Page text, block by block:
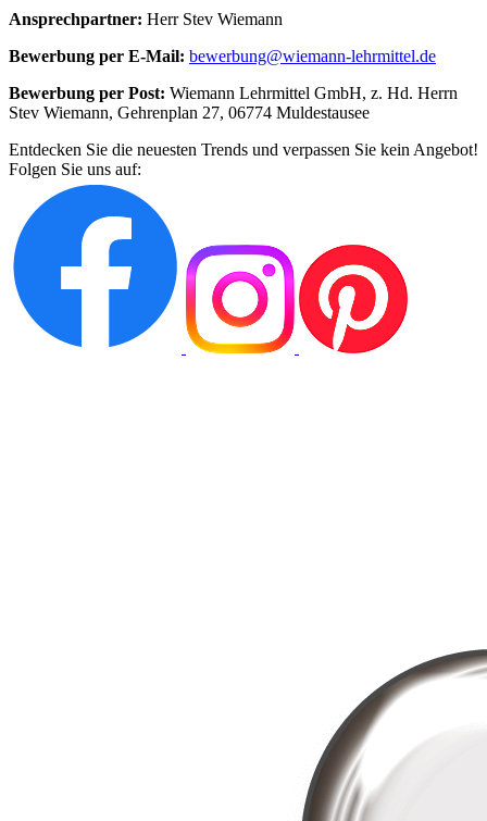
Ansprechpartner: Herr Stev Wiemann
Bewerbung per E-Mail: bewerbung@wiemann-lehrmittel.de
Bewerbung per Post: Wiemann Lehrmittel GmbH, z. Hd. Herrn
Stev Wiemann, Gehrenplan 27, 06774 Muldestausee
Entdecken Sie die neuesten Trends und verpassen Sie kein Angebot!
Folgen Sie uns auf: